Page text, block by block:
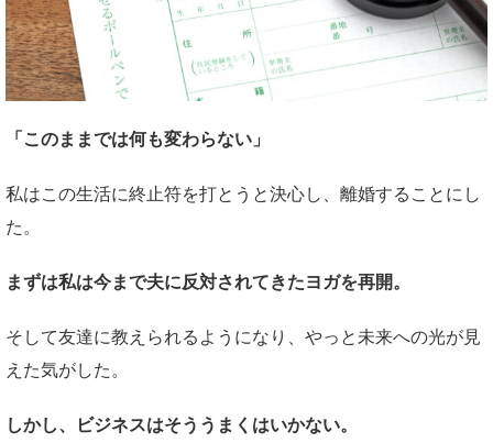
「このままでは何も変わらない」
私はこの生活に終止符を打とうと決心し、離婚することにし
た。
まずは私は今まで夫に反対されてきたヨガを再開。
そして友達に教えられるようになり、やっと未来への光が見
えた気がした。
しかし、ビジネスはそううまくはいかない。